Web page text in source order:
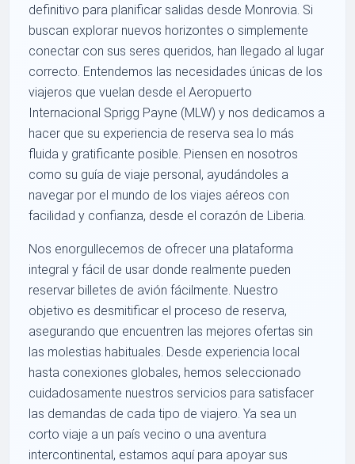
definitivo para planificar salidas desde Monrovia. Si
buscan explorar nuevos horizontes o simplemente
conectar con sus seres queridos, han llegado al lugar
correcto. Entendemos las necesidades únicas de los
viajeros que vuelan desde el Aeropuerto
Internacional Sprigg Payne (MLW) y nos dedicamos a
hacer que su experiencia de reserva sea lo más
fluida y gratificante posible. Piensen en nosotros
como su guía de viaje personal, ayudándoles a
navegar por el mundo de los viajes aéreos con
facilidad y confianza, desde el corazón de Liberia.
Nos enorgullecemos de ofrecer una plataforma
integral y fácil de usar donde realmente pueden
reservar billetes de avión fácilmente. Nuestro
objetivo es desmitificar el proceso de reserva,
asegurando que encuentren las mejores ofertas sin
las molestias habituales. Desde experiencia local
hasta conexiones globales, hemos seleccionado
cuidadosamente nuestros servicios para satisfacer
las demandas de cada tipo de viajero. Ya sea un
corto viaje a un país vecino o una aventura
intercontinental, estamos aquí para apoyar sus